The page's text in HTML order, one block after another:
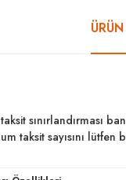
sınırlandırması
taksit sayısını